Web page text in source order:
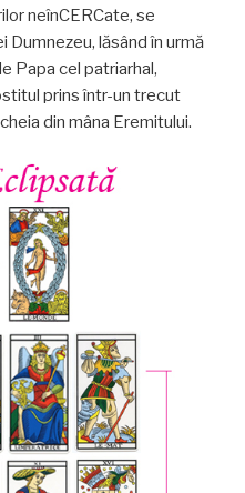
neînCERCate, se
Dumnezeu, lăsând în urmă
Papa cel patriarhal,
prins într-un trecut
din mâna Eremitului.